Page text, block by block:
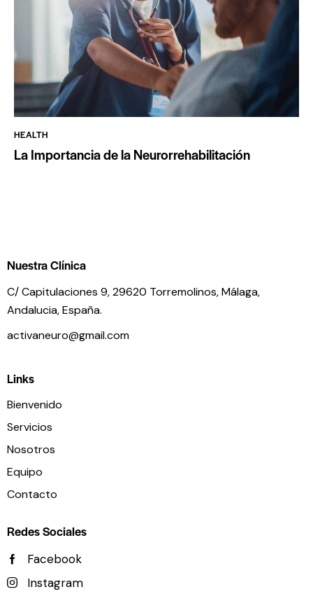
HEALTH
La Importancia de la Neurorrehabilitación
Nuestra Clínica
C/ Capitulaciones 9, 29620 Torremolinos,Málaga,
Andalucia,España.
activaneuro@gmail.com
Links
Bienvenido
Servicios
Nosotros
Equipo
Contacto
Redes Sociales
Facebook
Instagram